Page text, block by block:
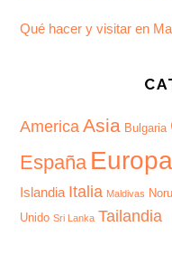
Qué hacer y visitar en
America Asia Bulgaria
España Europa
Islandia Italia Maldivas
Unido Sri Lanka Tailandia